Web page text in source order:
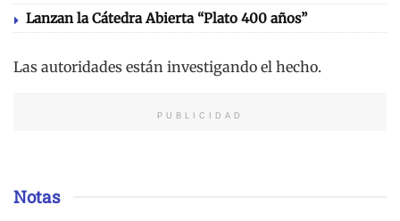
Lanzan la Cátedra Abierta “Plato 400 años”
Las autoridades están investigando el hecho.
PUBLICIDAD
Notas